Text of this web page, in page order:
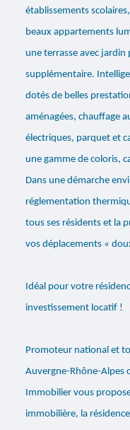
établissements
beaux appartements
une terrasse avec jardin
supplémentaire.
dotés de belles
aménagées, chauffage
électriques, parquet et
une gamme de coloris,
Dans une démarche
réglementation
tous ses résidents et la
vos déplacements «
Idéal pour votre
investissement locatif !
Promoteur national et
Auvergne-Rhône-Alpes
Immobilier vous
immobilière, la